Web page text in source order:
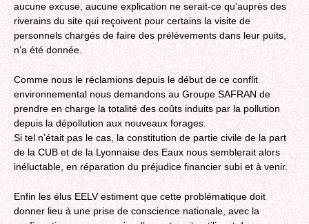
aucune excuse, aucune explication ne serait-ce qu'auprès des
riverains du site qui reçoivent pour certains la visite de
personnels chargés de faire des prélèvements dans leur puits,
n’a été donnée.
Comme nous le réclamions depuis le début de ce conflit
environnemental nous demandons au Groupe SAFRAN de
prendre en charge la totalité des coûts induits par la pollution
depuis la dépollution aux nouveaux forages.
Si tel n’était pas le cas, la constitution de partie civile de la part
de la CUB et de la Lyonnaise des Eaux nous semblerait alors
inéluctable, en réparation du préjudice financier subi et à venir.
Enfin les élus EELV estiment que cette problématique doit
donner lieu à une prise de conscience nationale, avec la